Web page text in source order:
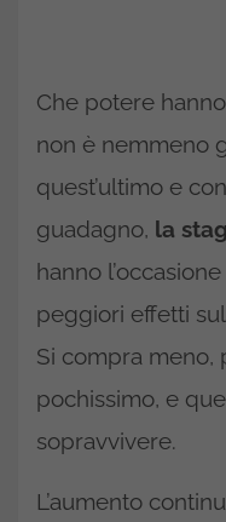
Che potere
non è nemmeno
quest’ultimo e
guadagno, la
hanno
peggiori effetti
Si compra meno,
pochissimo, e
sopravvivere.
L’aumento